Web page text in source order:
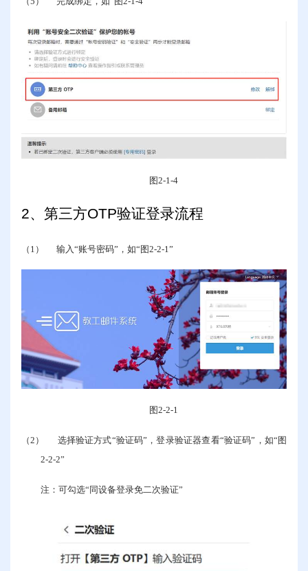
图2-1-4
2、第三方OTP验证登录流程
（1） 输入“账号密码”，如“图 2-2-1”
图2-2-1
（2）
选择验证方式“验证码”，登录验证器查看“验证码”，如“图
2-2-2”
注：可勾选“同设备登录免二次验证”